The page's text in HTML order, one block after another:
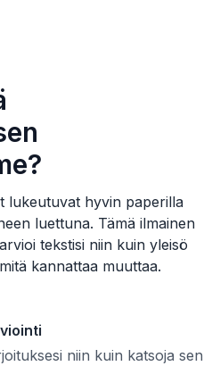
lukeutuvat hyvin paperilla
luettuna. Tämä ilmainen
tekstisi niin kuin yleisö
kannattaa muuttaa.
niin kuin katsoja sen